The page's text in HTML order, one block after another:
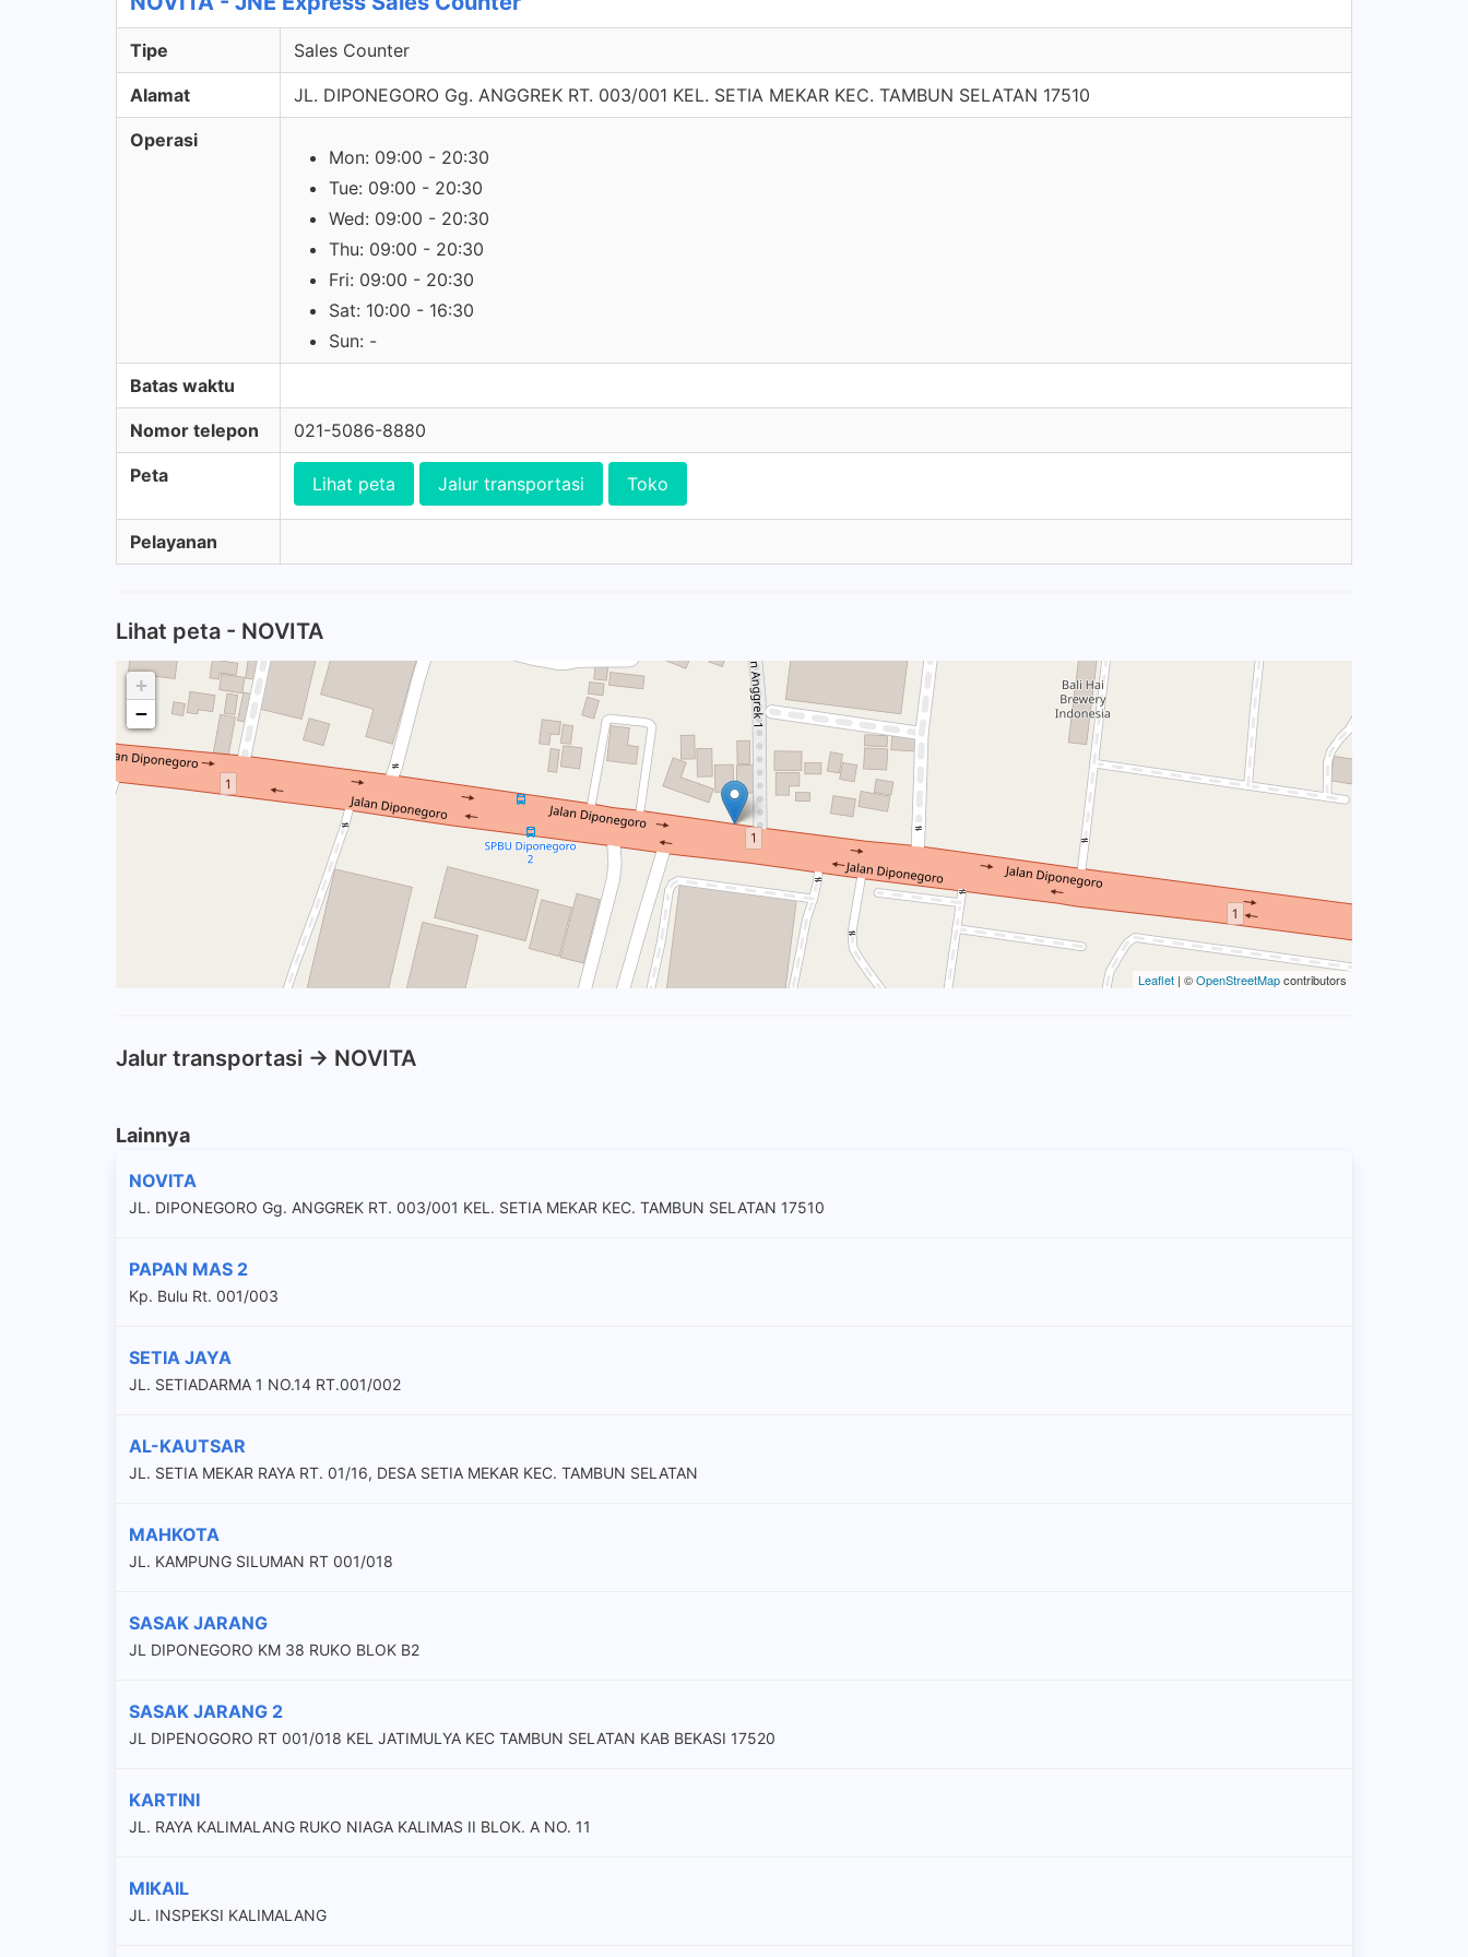
Tipe Sales Counter
Alamat JL. DIPONEGORO Gg. ANGGREK RT. 003/001 KEL. SETIA MEKAR KEC. TAMBUN SELATAN 17510
Operasi
Mon: 09:00 - 20:30
Tue: 09:00 - 20:30
Wed: 09:00 - 20:30
Thu: 09:00 - 20:30
Fri: 09:00 - 20:30
Sat: 10:00 - 16:30
Sun: -
Batas waktu
Nomor telepon 021-5086-8880
Peta Lihat peta Jalur transportasi Toko
Pelayanan
Lihat peta - NOVITA
+
−
Leaflet | ©OpenStreetMapcontributors
Jalur transportasi -> NOVITA
Lainnya
NOVITA
JL. DIPONEGORO Gg. ANGGREK RT. 003/001 KEL. SETIA MEKAR KEC. TAMBUN SELATAN 17510
PAPAN MAS 2
Kp. Bulu Rt. 001/003
SETIA JAYA
JL. SETIADARMA 1 NO.14 RT.001/002
AL-KAUTSAR
JL. SETIA MEKAR RAYA RT. 01/16, DESA SETIA MEKAR KEC. TAMBUN SELATAN
MAHKOTA
JL. KAMPUNG SILUMAN RT 001/018
SASAK JARANG
JL DIPONEGORO KM 38 RUKO BLOK B2
SASAK JARANG 2
JL DIPENOGORO RT 001/018 KEL JATIMULYA KEC TAMBUN SELATAN KAB BEKASI 17520
KARTINI
JL. RAYA KALIMALANG RUKO NIAGA KALIMAS II BLOK. A NO. 11
MIKAIL
JL. INSPEKSI KALIMALANG